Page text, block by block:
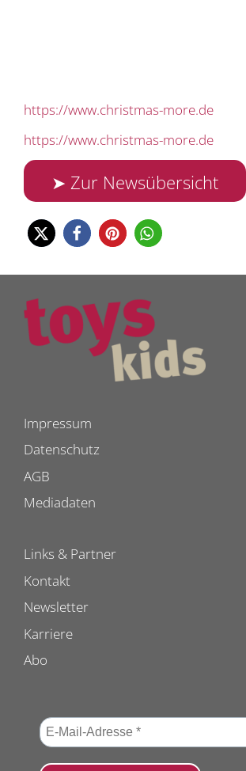
https://www.christmas-more.de
https://www.christmas-more.de
➤ Zur Newsübersicht
Impressum
Datenschutz
AGB
Mediadaten
Links & Partner
Kontakt
Newsletter
Karriere
Abo